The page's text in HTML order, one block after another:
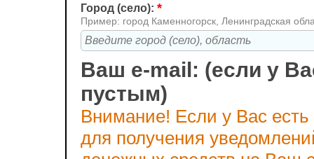
Город (село): *
Пример: город Каменногорск, Ленинградская
Ваш e-mail: (если у
пустым)
Внимание! Если у Вас
для получения